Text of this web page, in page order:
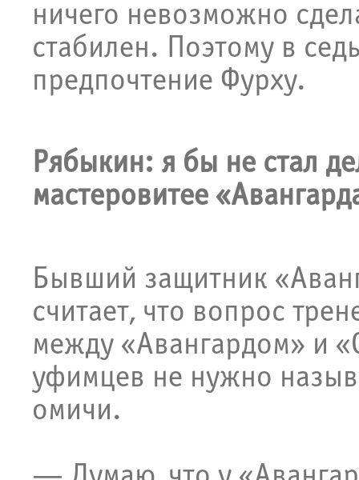
ничего невозможно
стабилен. Поэтому в
предпочтение Фурху.
Рябыкин: я бы не стал
мастеровитее
Бывший защитник
считает, что вопрос
между «Авангардом» и
уфимцев не нужно
омичи.